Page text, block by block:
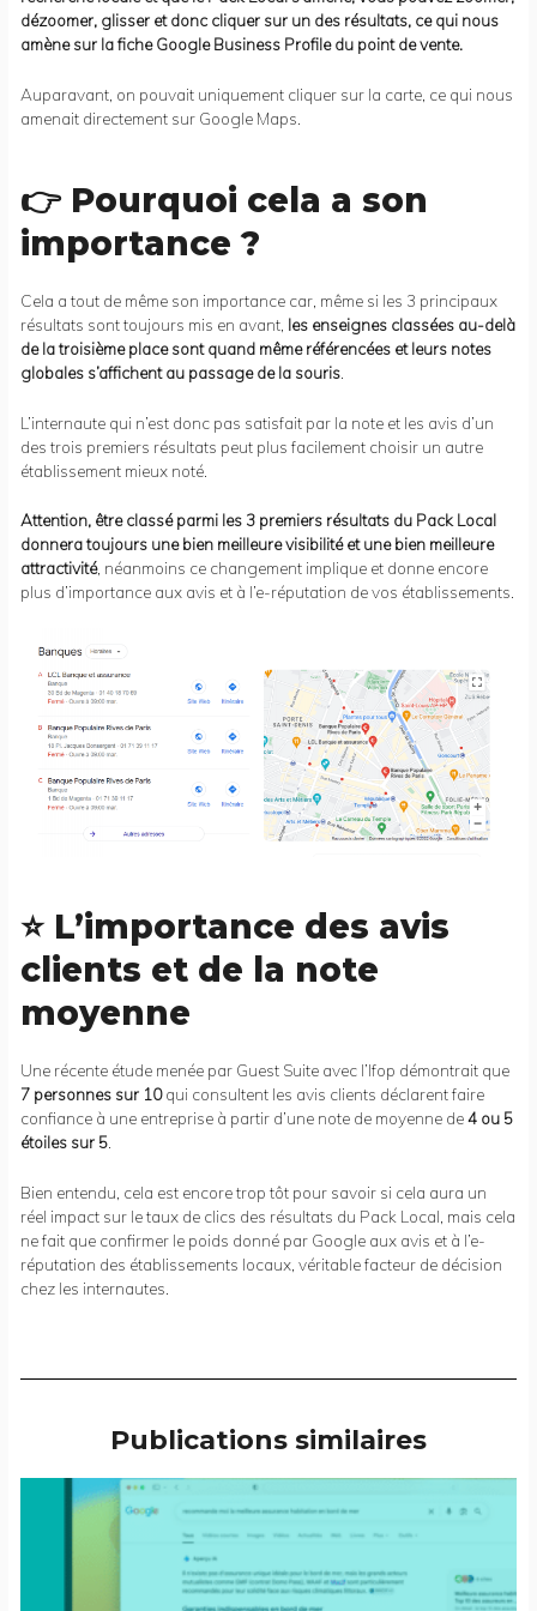
dézoomer, glisser et donc cliquer sur un des résultats, ce qui nous
amène sur la fiche Google Business Profile du point de vente.
Auparavant, on pouvait uniquement cliquer sur la carte, ce qui nous
amenait directement sur Google Maps.
👉 Pourquoi cela a son
importance ?
Cela a tout de même son importance car, même si les 3 principaux
résultats sont toujours mis en avant, les enseignes classées au-delà
de la troisième place sont quand même référencées et leurs notes
globales s’affichent au passage de la souris
L’internaute qui n’est donc pas satisfait par la note et les avis d’un
des trois premiers résultats peut plus facilement choisir un autre
établissement mieux noté.
Attention, être classé parmi les 3 premiers résultats du Pack Local
donnera toujours une bien meilleure visibilité et une bien meilleure
attractivité, néanmoins ce changement implique et donne encore
plus d’importance aux avis et à l’e-réputation de vos établissements.
⭐ L’importance des avis
clients et de la note
moyenne
Une récente étude menée par Guest Suite avec l’Ifop démontrait que
7 personnes sur 10qui consultent les avis clients déclarent faire
confiance à une entreprise à partir d’une note de moyenne de4 ou 5
étoiles sur 5
Bien entendu, cela est encore trop tôt pour savoir si cela aura un
réel impact sur le taux de clics des résultats du Pack Local, mais cela
ne fait que confirmer le poids donné par Google aux avis et à l’e-
réputation des établissements locaux, véritable facteur de décision
chez les internautes.
Publications similaires